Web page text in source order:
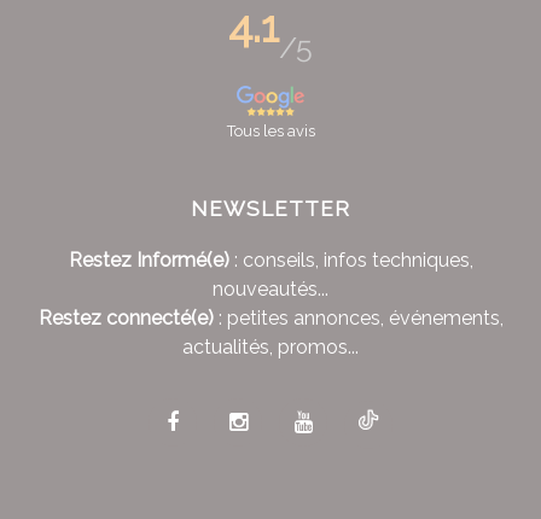
4.1/5
Tous les avis
NEWSLETTER
Restez Informé(e): conseils, infos techniques,
nouveautés...
Restez connecté(e): petites annonces, événements,
actualités, promos...